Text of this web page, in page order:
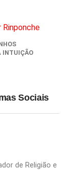
INTUIÇÃO
Sociais
de Religião e